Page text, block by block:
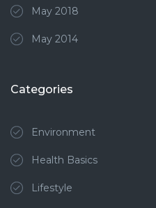
May 2018
May 2014
Categories
Environment
Health Basics
Lifestyle